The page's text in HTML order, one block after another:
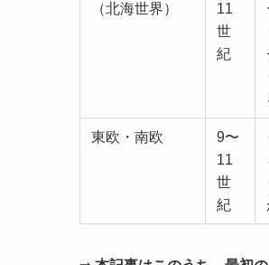
（北海世界）
11
世
紀
東欧・南欧
9〜
11
世
紀